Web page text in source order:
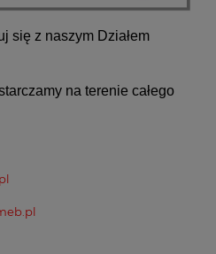
się z naszym Działem
na terenie całego